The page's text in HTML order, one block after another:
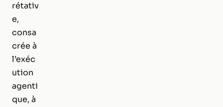
rétativ
e,
consa
crée à
l’exéc
ution
agenti
que, à